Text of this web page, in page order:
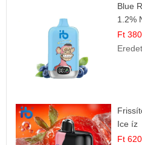
Blue
1.2%
Ft
Ice íz
Ft